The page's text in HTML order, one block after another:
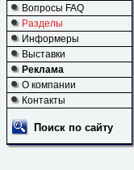
Вопросы FAQ
Разделы
Информеры
Выставки
Реклама
О компании
Контакты
Поиск по сайту